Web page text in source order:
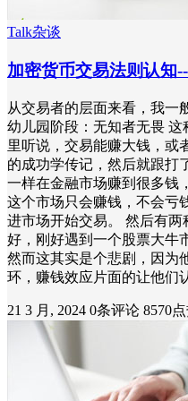
Talk杂谈
加密货币交易法则认知
从交易者的层面来看，我一
幼儿园阶段：无知者无畏
里听说，交易能赚大钱，或
的成功学传记，然后就跟打
一样在金融市场赚到很多钱
这个市场只会赚钱，不会亏
进市场开始交易。 然后有
好，刚好遇到一个股票大牛
然而这其实是个悲剧，因为
环，赚钱效应片面的让他们
21 3 月, 2024 0条评论 8570